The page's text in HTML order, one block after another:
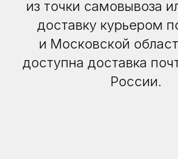
из точки самовывоза
доставку курьером
и Московской
доступна доставка
России.